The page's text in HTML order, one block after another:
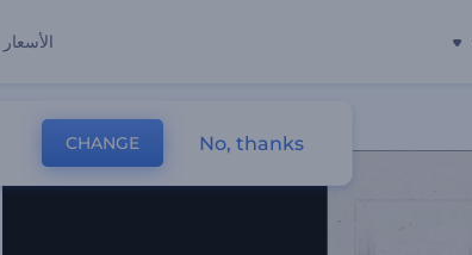
الأسعار
CHANGE No, thanks